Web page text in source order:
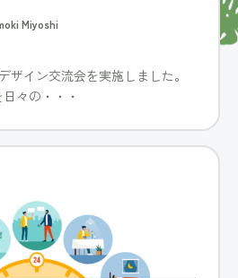
Miyoshi
ザイン交流会を実施しました。
々の・・・